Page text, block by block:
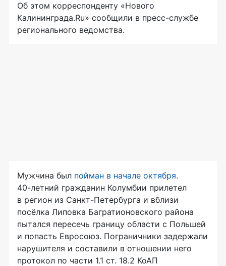
Об этом корреспонденту «Нового
Калининграда.Ru» сообщили в пресс-службе
регионального ведомства.
Мужчина был пойман в начале октября.
40-летний гражданин Колумбии прилетел
в регион из Санкт-Петербурга и вблизи
посёлка Липовка Багратионовского района
пытался пересечь границу области с Польшей
и попасть Евросоюз. Пограничники задержали
нарушителя и составили в отношении него
протокол по части 1.1 ст. 18.2 КоАП